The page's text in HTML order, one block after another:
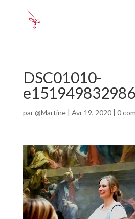
DSC01010-
par@Martine| Avr 19, 2020| 0